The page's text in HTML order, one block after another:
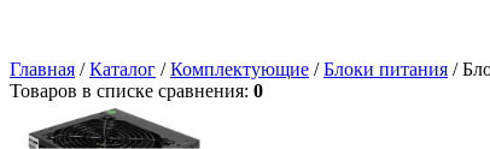
Главная /Каталог /Комплектующие /Блоки питания /
Товаров в списке сравнения: 0